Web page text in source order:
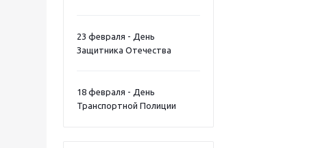
23 февраля - День
Защитника Отечества
18 февраля - День
Транспортной Полиции